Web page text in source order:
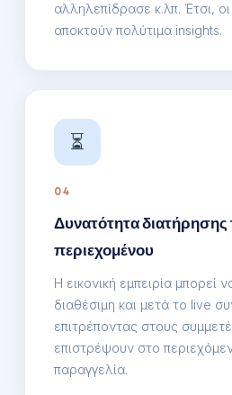
αλληλεπίδρασε κ.λπ. Έτσι,
αποκτούν πολύτιμα insights.
⏳
04
Δυνατότητα διατήρησης
περιεχομένου
Η εικονική εμπειρία μπορεί
διαθέσιμη και μετά το live
επιτρέποντας στους
επιστρέψουν στο
παραγγελία.